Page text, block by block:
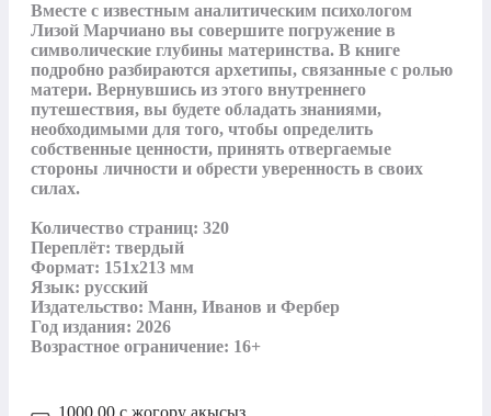
Вместе с известным аналитическим психологом
Лизой Марчиано вы совершите погружение в
символические глубины материнства. В книге
подробно разбираются архетипы, связанные с ролью
матери. Вернувшись из этого внутреннего
путешествия, вы будете обладать знаниями,
необходимыми для того, чтобы определить
собственные ценности, принять отвергаемые
стороны личности и обрести уверенность в своих
силах.
Количество страниц: 320
Переплёт: твердый
Формат: 151х213 мм
Язык: русский
Издательство: Манн, Иванов и Фербер
Год издания: 2026
Возрастное ограничение: 16+